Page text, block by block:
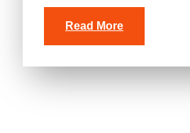
Read More